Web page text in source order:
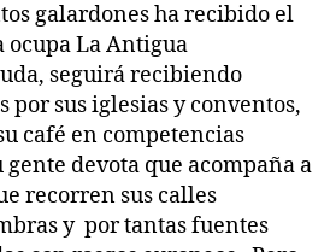
galardones ha recibido el
ocupa La Antigua
seguirá recibiendo
por sus iglesias y conventos,
café en competencias
devota que acompaña a
recorren sus calles
y por tantas fuentes